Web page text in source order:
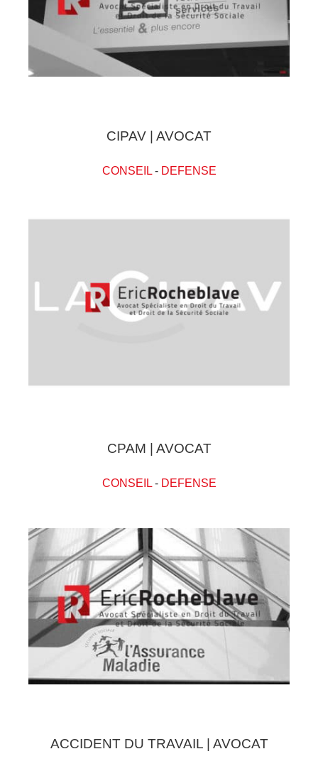
CIPAV | AVOCAT
CONSEIL- DEFENSE
CPAM | AVOCAT
CONSEIL- DEFENSE
ACCIDENT DU TRAVAIL | AVOCAT